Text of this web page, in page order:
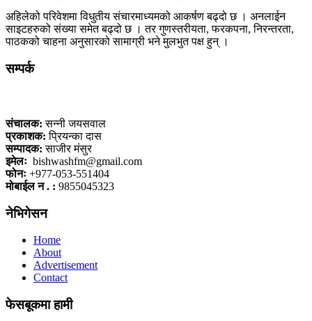
अहिलेको परिवेशमा विधुतीय संचारमाध्यमको आकर्षण बढ्दो छ । अनलाईन
साइटहरुको संख्या समेत बढ्दो छ । तर गुणस्तरीयता, फरकपना, निरन्तरता,
पाठकको चाहना अनुसारको सामाग्री भने मुलभुत पक्ष हुन् ।
सम्पर्क
संचालक: सन्नी जयसवाल
प्रकाशक: प्रियन्का दास
सम्पादक: साजीर मंसुर
इमेलः bishwashfm@gmail.com
फोनः +977-053-551404
मोबाईल न . : 9855045323
नेभिगेसन
Home
About
Advertisement
Contact
फेसबूकमा हामी